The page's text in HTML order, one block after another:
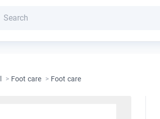
> Foot care > Foot care